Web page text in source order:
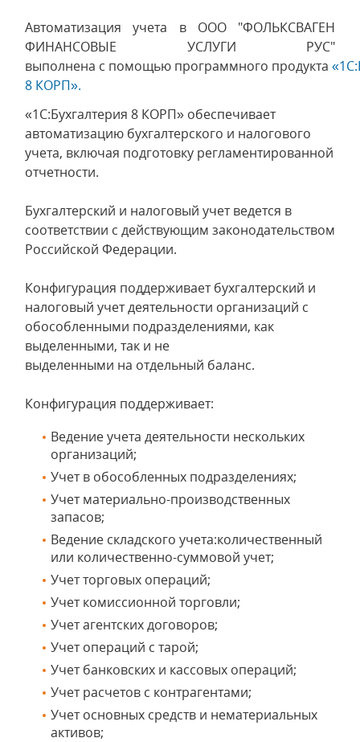
Автоматизация учета в ООО "ФОЛЬКСВАГЕН
ФИНАНСОВЫЕ УСЛУГИ РУС"
выполнена с помощью программного продукта
8 КОРП».
«1С:Бухгалтерия 8 КОРП» обеспечивает
автоматизацию бухгалтерского и налогового
учета, включая подготовку регламентированной
отчетности.
Бухгалтерский и налоговый учет ведется в
соответствии с действующим законодательством
Российской Федерации.
Конфигурация поддерживает бухгалтерский и
налоговый учет деятельности организаций с
обособленными подразделениями, как
выделенными, так и не
выделенными на отдельный баланс.
Конфигурация поддерживает:
Ведение учета деятельности нескольких
организаций;
Учет в обособленных подразделениях;
Учет материально-производственных
запасов;
Ведение складского учета:количественный
или количественно-суммовой учет;
Учет торговых операций;
Учет комиссионной торговли;
Учет агентских договоров;
Учет операций с тарой;
Учет банковских и кассовых операций;
Учет расчетов с контрагентами;
Учет основных средств и нематериальных
активов;